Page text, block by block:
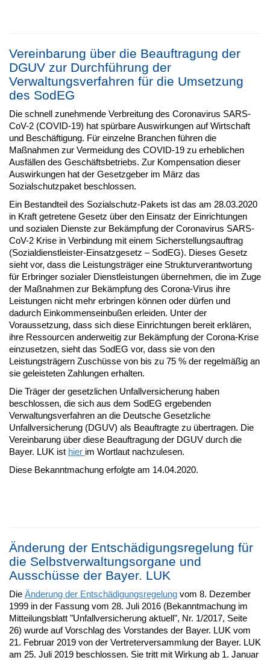
Vereinbarung über die Beauftragung der
DGUV zur Durchführung der
Verwaltungsverfahren für die Umsetzung
des SodEG
Die schnell zunehmende Verbreitung des Coronavirus SARS-
CoV-2 (COVID-19) hat spürbare Auswirkungen auf Wirtschaft
und Beschäftigung. Für einzelne Branchen führen die
Maßnahmen zur Vermeidung des COVID-19 zu erheblichen
Ausfällen des Geschäftsbetriebs. Zur Kompensation dieser
Auswirkungen hat der Gesetzgeber im März das
Sozialschutzpaket beschlossen.
Ein Bestandteil des Sozialschutz-Pakets ist das am 28.03.2020
in Kraft getretene Gesetz über den Einsatz der Einrichtungen
und sozialen Dienste zur Bekämpfung der Coronavirus SARS-
CoV-2 Krise in Verbindung mit einem Sicherstellungsauftrag
(Sozialdienstleister-Einsatzgesetz – SodEG). Dieses Gesetz
sieht vor, dass die Leistungsträger eine Strukturverantwortung
für Erbringer sozialer Dienstleistungen übernehmen, die im Zuge
der Maßnahmen zur Bekämpfung des Corona-Virus ihre
Leistungen nicht mehr erbringen können oder dürfen und
dadurch Einkommenseinbußen erleiden. Unter der
Voraussetzung, dass sich diese Einrichtungen bereit erklären,
ihre Ressourcen anderweitig zur Bekämpfung der Corona-Krise
einzusetzen, sieht das SodEG vor, dass sie von den
Leistungsträgern Zuschüsse von bis zu 75 % der regelmäßig an
sie geleisteten Zahlungen erhalten.
Die Träger der gesetzlichen Unfallversicherung haben
beschlossen, die sich aus dem SodEG ergebenden
Verwaltungsverfahren an die Deutsche Gesetzliche
Unfallversicherung (DGUV) als Beauftragte zu übertragen. Die
Vereinbarung über diese Beauftragung der DGUV durch die
Bayer. LUK ist hier im Wortlaut nachzulesen.
Diese Bekanntmachung erfolgte am 14.04.2020.
Änderung der Entschädigungsregelung für
die Selbstverwaltungsorgane und
Ausschüsse der Bayer. LUK
Die Änderung der Entschädigungsregelung vom 8. Dezember
1999 in der Fassung vom 28. Juli 2016 (Bekanntmachung im
Mitteilungsblatt "Unfallversicherung aktuell", Nr. 1/2017, Seite
26) wurde auf Vorschlag des Vorstandes der Bayer. LUK vom
21. Februar 2019 von der Vertreterversammlung der Bayer. LUK
am 25. Juli 2019 beschlossen. Sie tritt mit Wirkung ab 1. Januar